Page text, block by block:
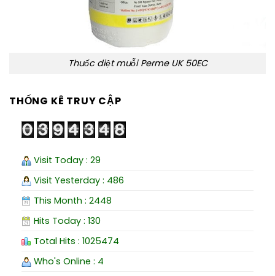
Thuốc diệt muỗi Perme UK 50EC
THỐNG KÊ TRUY CẬP
Visit Today : 29
Visit Yesterday : 486
This Month : 2448
Hits Today : 130
Total Hits : 1025474
Who's Online : 4